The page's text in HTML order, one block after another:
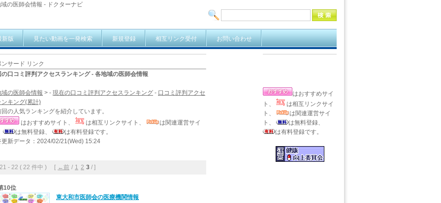
の医師会情報 - ドクターナビ
新版 見たい動画を一発検索 新規登録 相互リンク受付 お問い合わせ
ンサード リンク
の口コミ評判アクセスランキング - 各地域の医師会情報
域の医師会情報 > - 現在の口コミ評判アクセスランキング - 口コミ評判アクセ
ンキング(累計)
の人気ランキングを紹介しています。
はおすすめサイト、
は相互リンクサイト、
は関連運営サイ
は無料登録、
は有料登録です。
更新データ：2024/02/21(Wed) 15:24
- 22 ( 22 件中 ) [ ←前 / 1 2 3 / ]
10位
東大和市医師会の医療機関情報
はおすすめサイ
ト、
は相互リンクサイ
ト、
は関連運営サイ
ト、
は無料登録、
は有料登録です。